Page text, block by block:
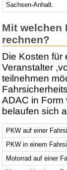
Sachsen-Anhalt.
Mit welchen
rechnen?
Die Kosten für
Veranstalter
teilnehmen
ADAC in Form
belaufen sich
PKW auf einer
PKW in einem
Motorrad auf einer